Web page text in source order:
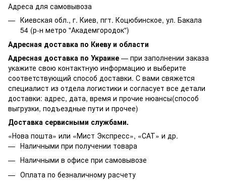
Адреса для самовывоза
Киевская обл., г. Киев, пгт. Коцюбинское, ул. Бакала
54 (р-н метро "Академгородок")
Адресная доставка по Киеву и области
Адресная доставка по Украине — при заполнении заказа
укажите свою контактную информацию и выберите
соответствующий способ доставки. С вами свяжется
специалист из отдела логистики и согласует все детали
доставки: адрес, дата, время и прочие нюансы(способ
выгрузки, подъездные пути и прочее)
Доставка сервисными службами.
«Нова пошта» или «Мист Экспресс», «САТ» и др.
Наличными при получении товара
Наличными в офисе при самовывозе
Оплата по безналичному расчету